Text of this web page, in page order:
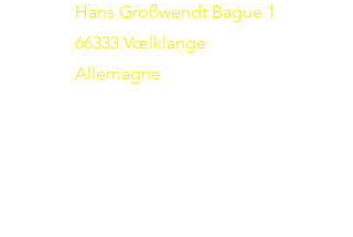
Hans Großwendt Bague 1
66333 Vœlklange
Allemagne